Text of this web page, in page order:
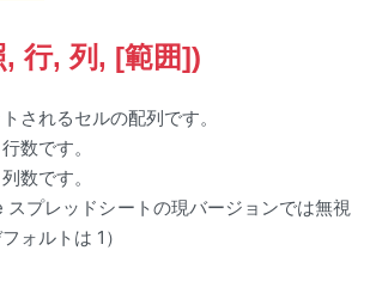
, 行, 列, [範囲])
されるセルの配列です。
数です。
数です。
プレッドシートの現バージョンでは無視
ォルトは 1）